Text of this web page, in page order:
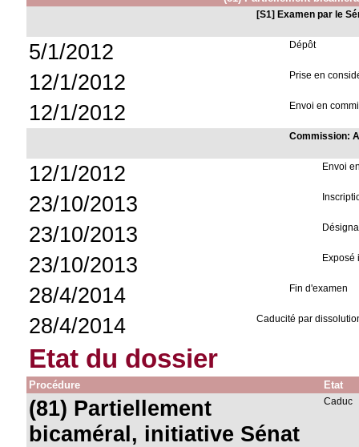
[S1] Examen par le
5/1/2012 Dépôt
12/1/2012 Prise en
12/1/2012 Envoi en
Commission:
12/1/2012 Envoi
23/10/2013
23/10/2013
23/10/2013 Exposé
28/4/2014 Fin d'examen
28/4/2014 Caducité par
Etat du dossier
Procédure Etat
(81) Partiellement
bicaméral, initiative Sénat
Caduc